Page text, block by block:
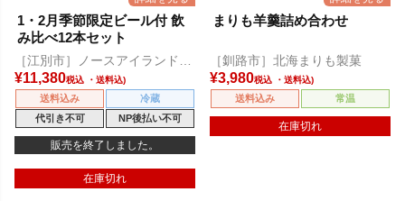
1・2月季節限定ビール付 飲
み比べ12本セット
［江別市］ノースアイランドビ
ール
¥11,380税込
送料込み
冷蔵
代引き不可
NP後払い不可
販売を終了しました。
在庫切れ
まりも羊羹詰め合わせ
［釧路市］北海まりも製菓
¥3,980税込
送料込み 常温
在庫切れ